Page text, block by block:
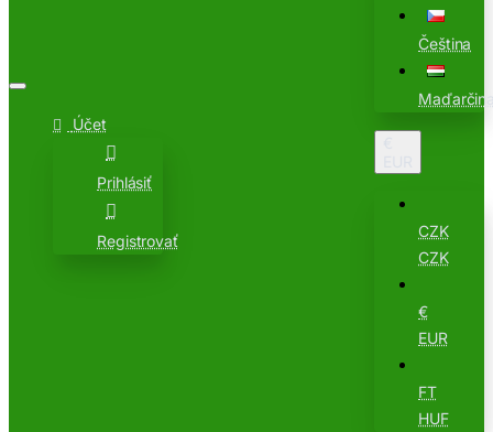
Účet
Prihlásiť
Registrovať
Čeština
CZK
CZK
€
EUR
FT
HUF